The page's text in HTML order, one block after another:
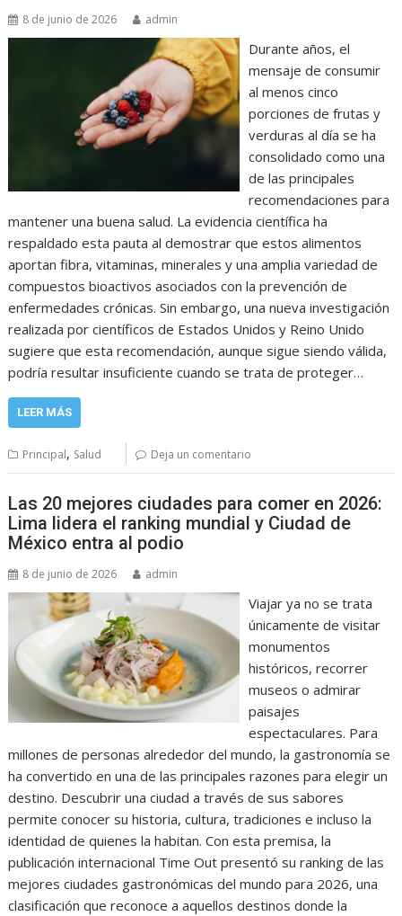
8 de junio de 2026 admin
Durante años, el
mensaje de consumir
al menos cinco
porciones de frutas y
verduras al día se ha
consolidado como una
de las principales
recomendaciones para
mantener una buena salud. La evidencia científica ha
respaldado esta pauta al demostrar que estos alimentos
aportan fibra, vitaminas, minerales y una amplia variedad de
compuestos bioactivos asociados con la prevención de
enfermedades crónicas. Sin embargo, una nueva investigación
realizada por científicos de Estados Unidos y Reino Unido
sugiere que esta recomendación, aunque sigue siendo válida,
podría resultar insuficiente cuando se trata de proteger…
LEER MÁS
Principal, Salud Deja un comentario
Las 20 mejores ciudades para comer en 2026:
Lima lidera el ranking mundial y Ciudad de
México entra al podio
8 de junio de 2026 admin
Viajar ya no se trata
únicamente de visitar
monumentos
históricos, recorrer
museos o admirar
paisajes
espectaculares. Para
millones de personas alrededor del mundo, la gastronomía se
ha convertido en una de las principales razones para elegir un
destino. Descubrir una ciudad a través de sus sabores
permite conocer su historia, cultura, tradiciones e incluso la
identidad de quienes la habitan. Con esta premisa, la
publicación internacional Time Out presentó su ranking de las
mejores ciudades gastronómicas del mundo para 2026, una
clasificación que reconoce a aquellos destinos donde la